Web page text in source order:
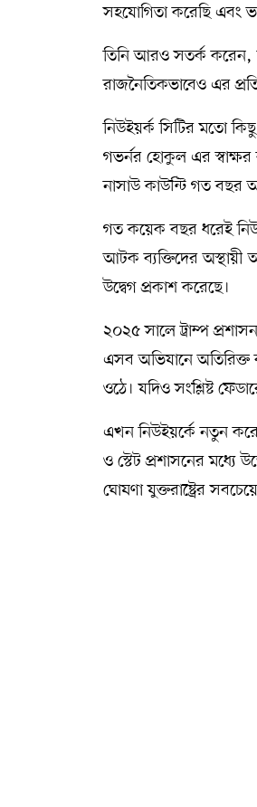
সহযোগিতা করেছি এবং
তিনি আরও সতর্ক করেন,
রাজনৈতিকভাবেও এর
নিউইয়র্ক সিটির মতো
গভর্নর হোকুল এর
নাসাউ কাউন্টি গত বছর
গত কয়েক বছর ধরেই
আটক ব্যক্তিদের অস্থায়ী
উদ্বেগ প্রকাশ করেছে।
২০২৫ সালে ট্রাম্প
এসব অভিযানে অতিরিক্ত
ওঠে। যদিও সংশ্লিষ্ট
এখন নিউইয়র্কে নতুন
ও স্টেট প্রশাসনের মধ্যে
ঘোষণা যুক্তরাষ্ট্রের